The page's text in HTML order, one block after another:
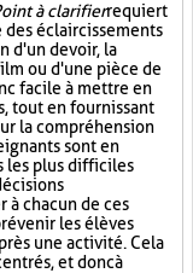
à clarifierrequiert
des éclaircissements
d'un devoir, la
ou d'une pièce de
facile à mettre en
tout en fournissant
la compréhension
sont en
les plus difficiles
à chacun de ces
les élèves
une activité. Cela
et donc à